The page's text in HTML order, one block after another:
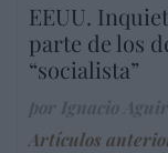
EEUU.
parte de los
“socialista”
Artículos